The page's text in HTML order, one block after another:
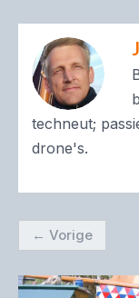
techneut;
drone's.
← Vorige